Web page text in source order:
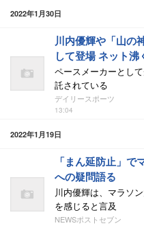
2022年1月30日
川内優輝や「山の
して登場 ネット沸
ペースメーカーとし
託されている
デイリースポーツ
13:04
2022年1月19日
「まん延防止」
への疑問語る
川内優輝は、マラソ
を感じると言及
NEWSポストセブン